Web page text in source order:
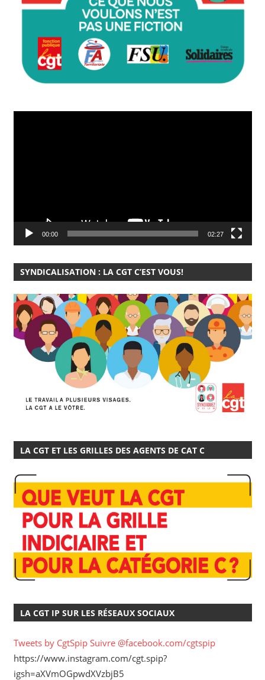
00:00 02:27
SYNDICALISATION : LA CGT C’EST VOUS!
LA CGT ET LES GRILLES DES AGENTS DE CAT C
LA CGT IP SUR LES RÉSEAUX SOCIAUX
Tweets by CgtSpip Suivre @facebook.com/cgtspip
https://www.instagram.com/cgt.spip?
igsh=aXVmOGpwdXVzbjB5